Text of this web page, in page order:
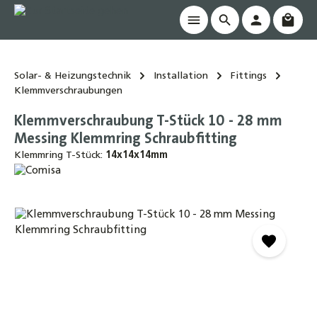
springen
Solar- & Heizungstechnik Installation
Fittings
Klemmverschraubungen
Klemmverschraubung T-Stück 10 - 28 mm
Messing Klemmring Schraubfitting
Klemmring T-Stück: 14x14x14mm
Bildergalerie überspringen